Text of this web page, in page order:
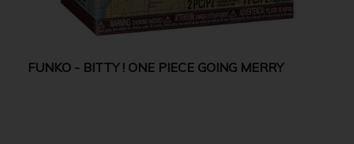
FUNKO - BITTY ! ONE PIECE GOING MERRY